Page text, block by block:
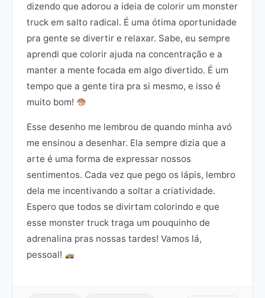
dizendo que adorou a ideia de colorir um monster
truck em salto radical. É uma ótima oportunidade
pra gente se divertir e relaxar. Sabe, eu sempre
aprendi que colorir ajuda na concentração e a
manter a mente focada em algo divertido. É um
tempo que a gente tira pra si mesmo, e isso é
muito bom!
Esse desenho me lembrou de quando minha avó
me ensinou a desenhar. Ela sempre dizia que a
arte é uma forma de expressar nossos
sentimentos. Cada vez que pego os lápis, lembro
dela me incentivando a soltar a criatividade.
Espero que todos se divirtam colorindo e que
esse monster truck traga um pouquinho de
adrenalina pras nossas tardes! Vamos lá,
pessoal!